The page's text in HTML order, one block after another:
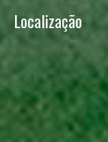
Localização